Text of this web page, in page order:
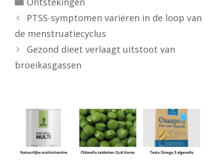
PTSS-symptomen variëren in de loop van
de menstruatiecyclus
Gezond dieet verlaagt uitstoot van
broeikasgassen